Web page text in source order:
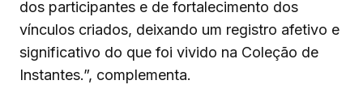
dos participantes e de fortalecimento dos
vínculos criados, deixando um registro afetivo e
significativo do que foi vivido na Coleção de
Instantes.”, complementa.